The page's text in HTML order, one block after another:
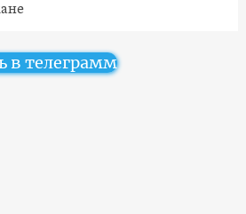
в телеграмм